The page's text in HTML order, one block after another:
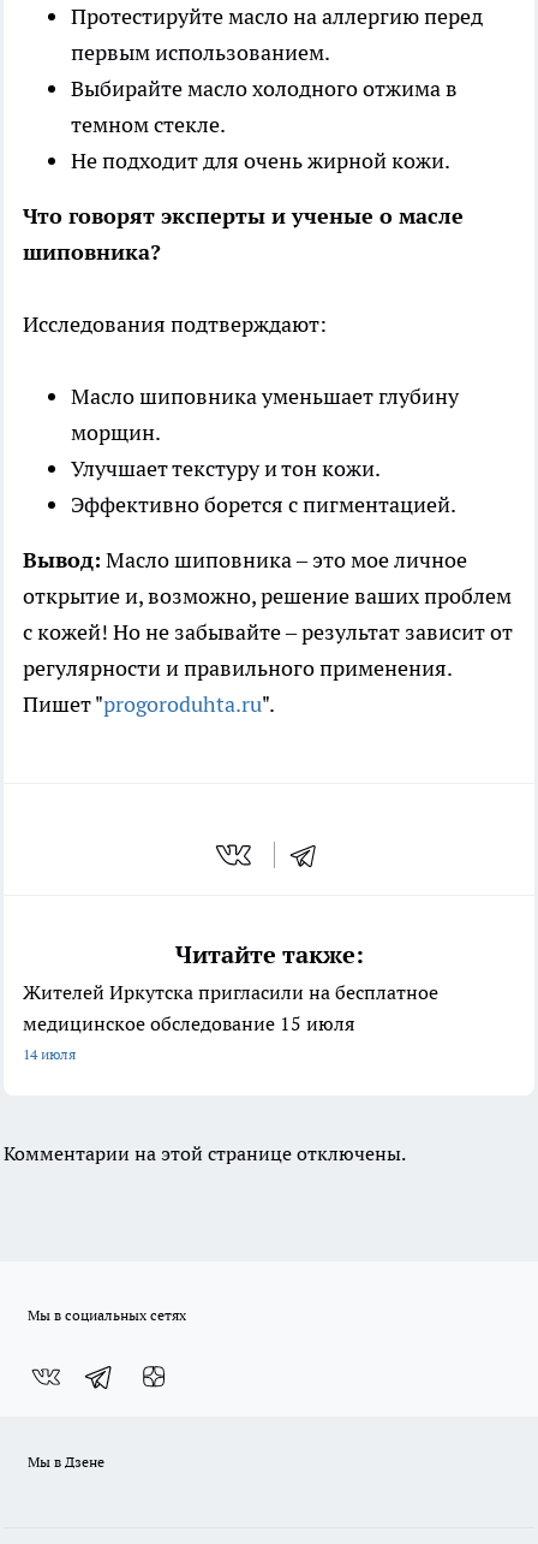
Протестируйте масло на аллергию перед
первым использованием.
Выбирайте масло холодного отжима в
темном стекле.
Не подходит для очень жирной кожи.
Что говорят эксперты и ученые о масле
шиповника?
Исследования подтверждают:
Масло шиповника уменьшает глубину
морщин.
Улучшает текстуру и тон кожи.
Эффективно борется с пигментацией.
Вывод: Масло шиповника – это мое личное
открытие и, возможно, решение ваших проблем
с кожей! Но не забывайте – результат зависит от
регулярности и правильного применения.
Пишет "progoroduhta.ru".
Читайте также:
Жителей Иркутска пригласили на бесплатное
медицинское обследование 15 июля
14 июля
Комментарии на этой странице отключены.
Мы в социальных сетях
Мы в Дзене